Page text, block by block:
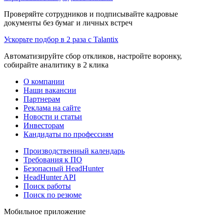
Проверяйте сотрудников и подписывайте кадровые
документы без бумаг и личных встреч
Ускорьте подбор в 2 раза с Talantix
Автоматизируйте сбор откликов, настройте воронку,
собирайте аналитику в 2 клика
О компании
Наши вакансии
Партнерам
Реклама на сайте
Новости и статьи
Инвесторам
Кандидаты по профессиям
Производственный календарь
Требования к ПО
Безопасный HeadHunter
HeadHunter API
Поиск работы
Поиск по резюме
Мобильное приложение